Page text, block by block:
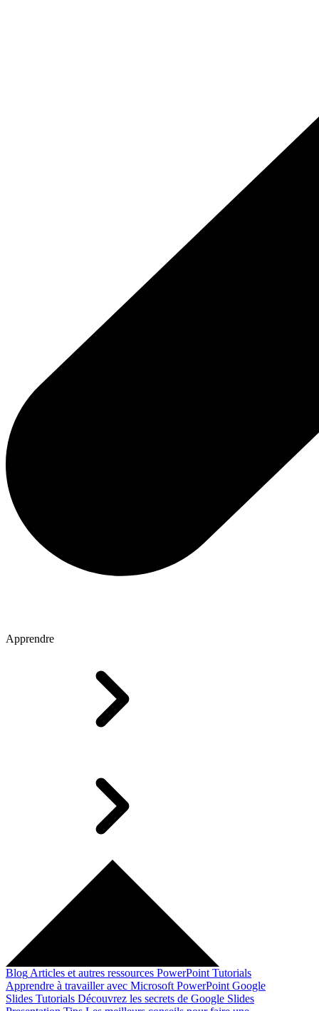
Apprendre
Blog Articles et autres ressources PowerPoint Tutorials
Apprendre à travailler avec Microsoft PowerPoint Google
Slides Tutorials Découvrez les secrets de Google Slides